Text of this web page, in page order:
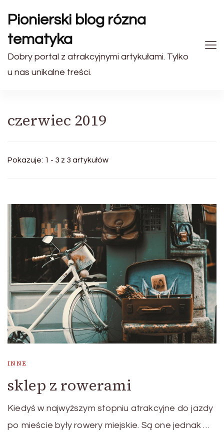
Pionierski blog rózna
tematyka
Dobry portal z atrakcyjnymi artykułami. Tylko
u nas unikalne treści.
czerwiec 2019
Pokazuje: 1 - 3 z 3 artykułów
INNE
sklep z rowerami
Kiedyś w najwyższym stopniu atrakcyjne do jazdy
po mieście były rowery miejskie. Są one jednak …